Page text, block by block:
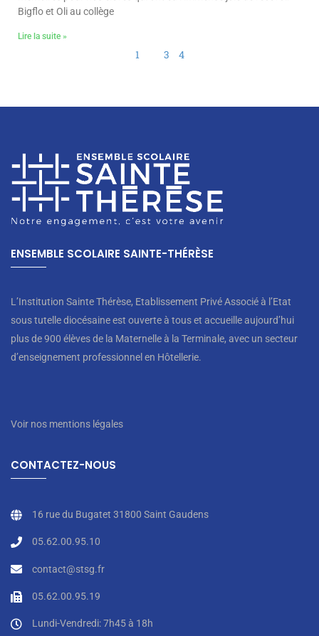
Bigflo et Oli au collège
Lire la suite »
1 3 4
ENSEMBLE SCOLAIRE SAINTE-THÉRÈSE
L’Institution Sainte Thérèse, Etablissement Privé Associé à l’Etat
sous tutelle diocésaine est ouverte à tous et accueille aujourd’hui
plus de 900 élèves de la Maternelle à la Terminale, avec un secteur
d’enseignement professionnel en Hôtellerie.
Voir nos mentions légales
CONTACTEZ-NOUS
16 rue du Bugatet 31800 Saint Gaudens
05.62.00.95.10
contact@stsg.fr
05.62.00.95.19
Lundi-Vendredi: 7h45 à 18h